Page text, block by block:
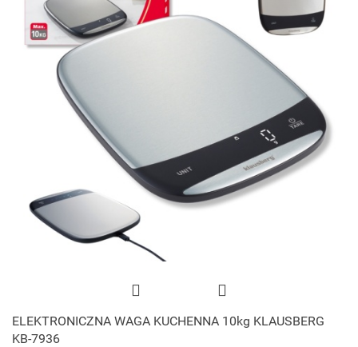
ELEKTRONICZNA WAGA KUCHENNA 10kg KLAUSBERG
KB-7936